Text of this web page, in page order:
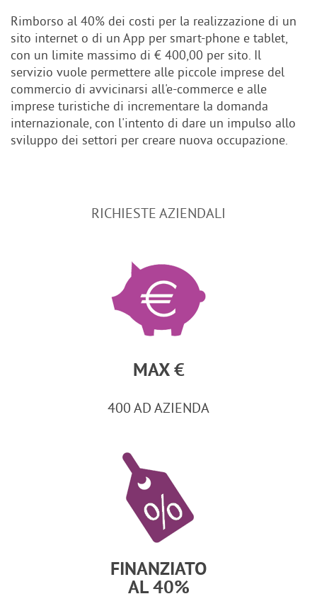
Rimborso al 40% dei costi per la realizzazione di un
sito internet o di un App per smart-phone e tablet,
con un limite massimo di € 400,00 per sito. Il
servizio vuole permettere alle piccole imprese del
commercio di avvicinarsi all'e-commerce e alle
imprese turistiche di incrementare la domanda
internazionale, con l'intento di dare un impulso allo
sviluppo dei settori per creare nuova occupazione.
RICHIESTE AZIENDALI
MAX €
400 AD AZIENDA
FINANZIATO
AL 40%